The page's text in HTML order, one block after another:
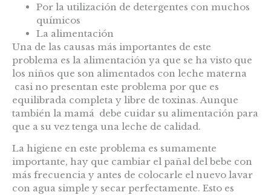
Por la utilización de detergentes con muchos
químicos
La alimentación
Una de las causas más importantes de este
problema es la alimentación ya que se ha visto que
los niños que son alimentados con leche materna
casi no presentan este problema por que es
equilibrada completa y libre de toxinas. Aunque
también la mamá debe cuidar su alimentación para
que a su vez tenga una leche de calidad.
La higiene en este problema es sumamente
importante, hay que cambiar el pañal del bebe con
más frecuencia y antes de colocarle el nuevo lavar
con agua simple y secar perfectamente. Esto es